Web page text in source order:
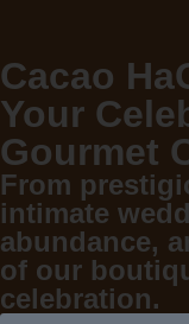
Cacao
Your
Gourmet
From
intimate
abundance,
of our
celebration.